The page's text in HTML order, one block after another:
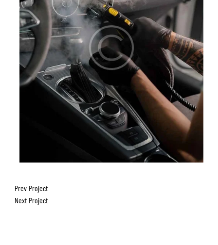
Prev Project
Next Project